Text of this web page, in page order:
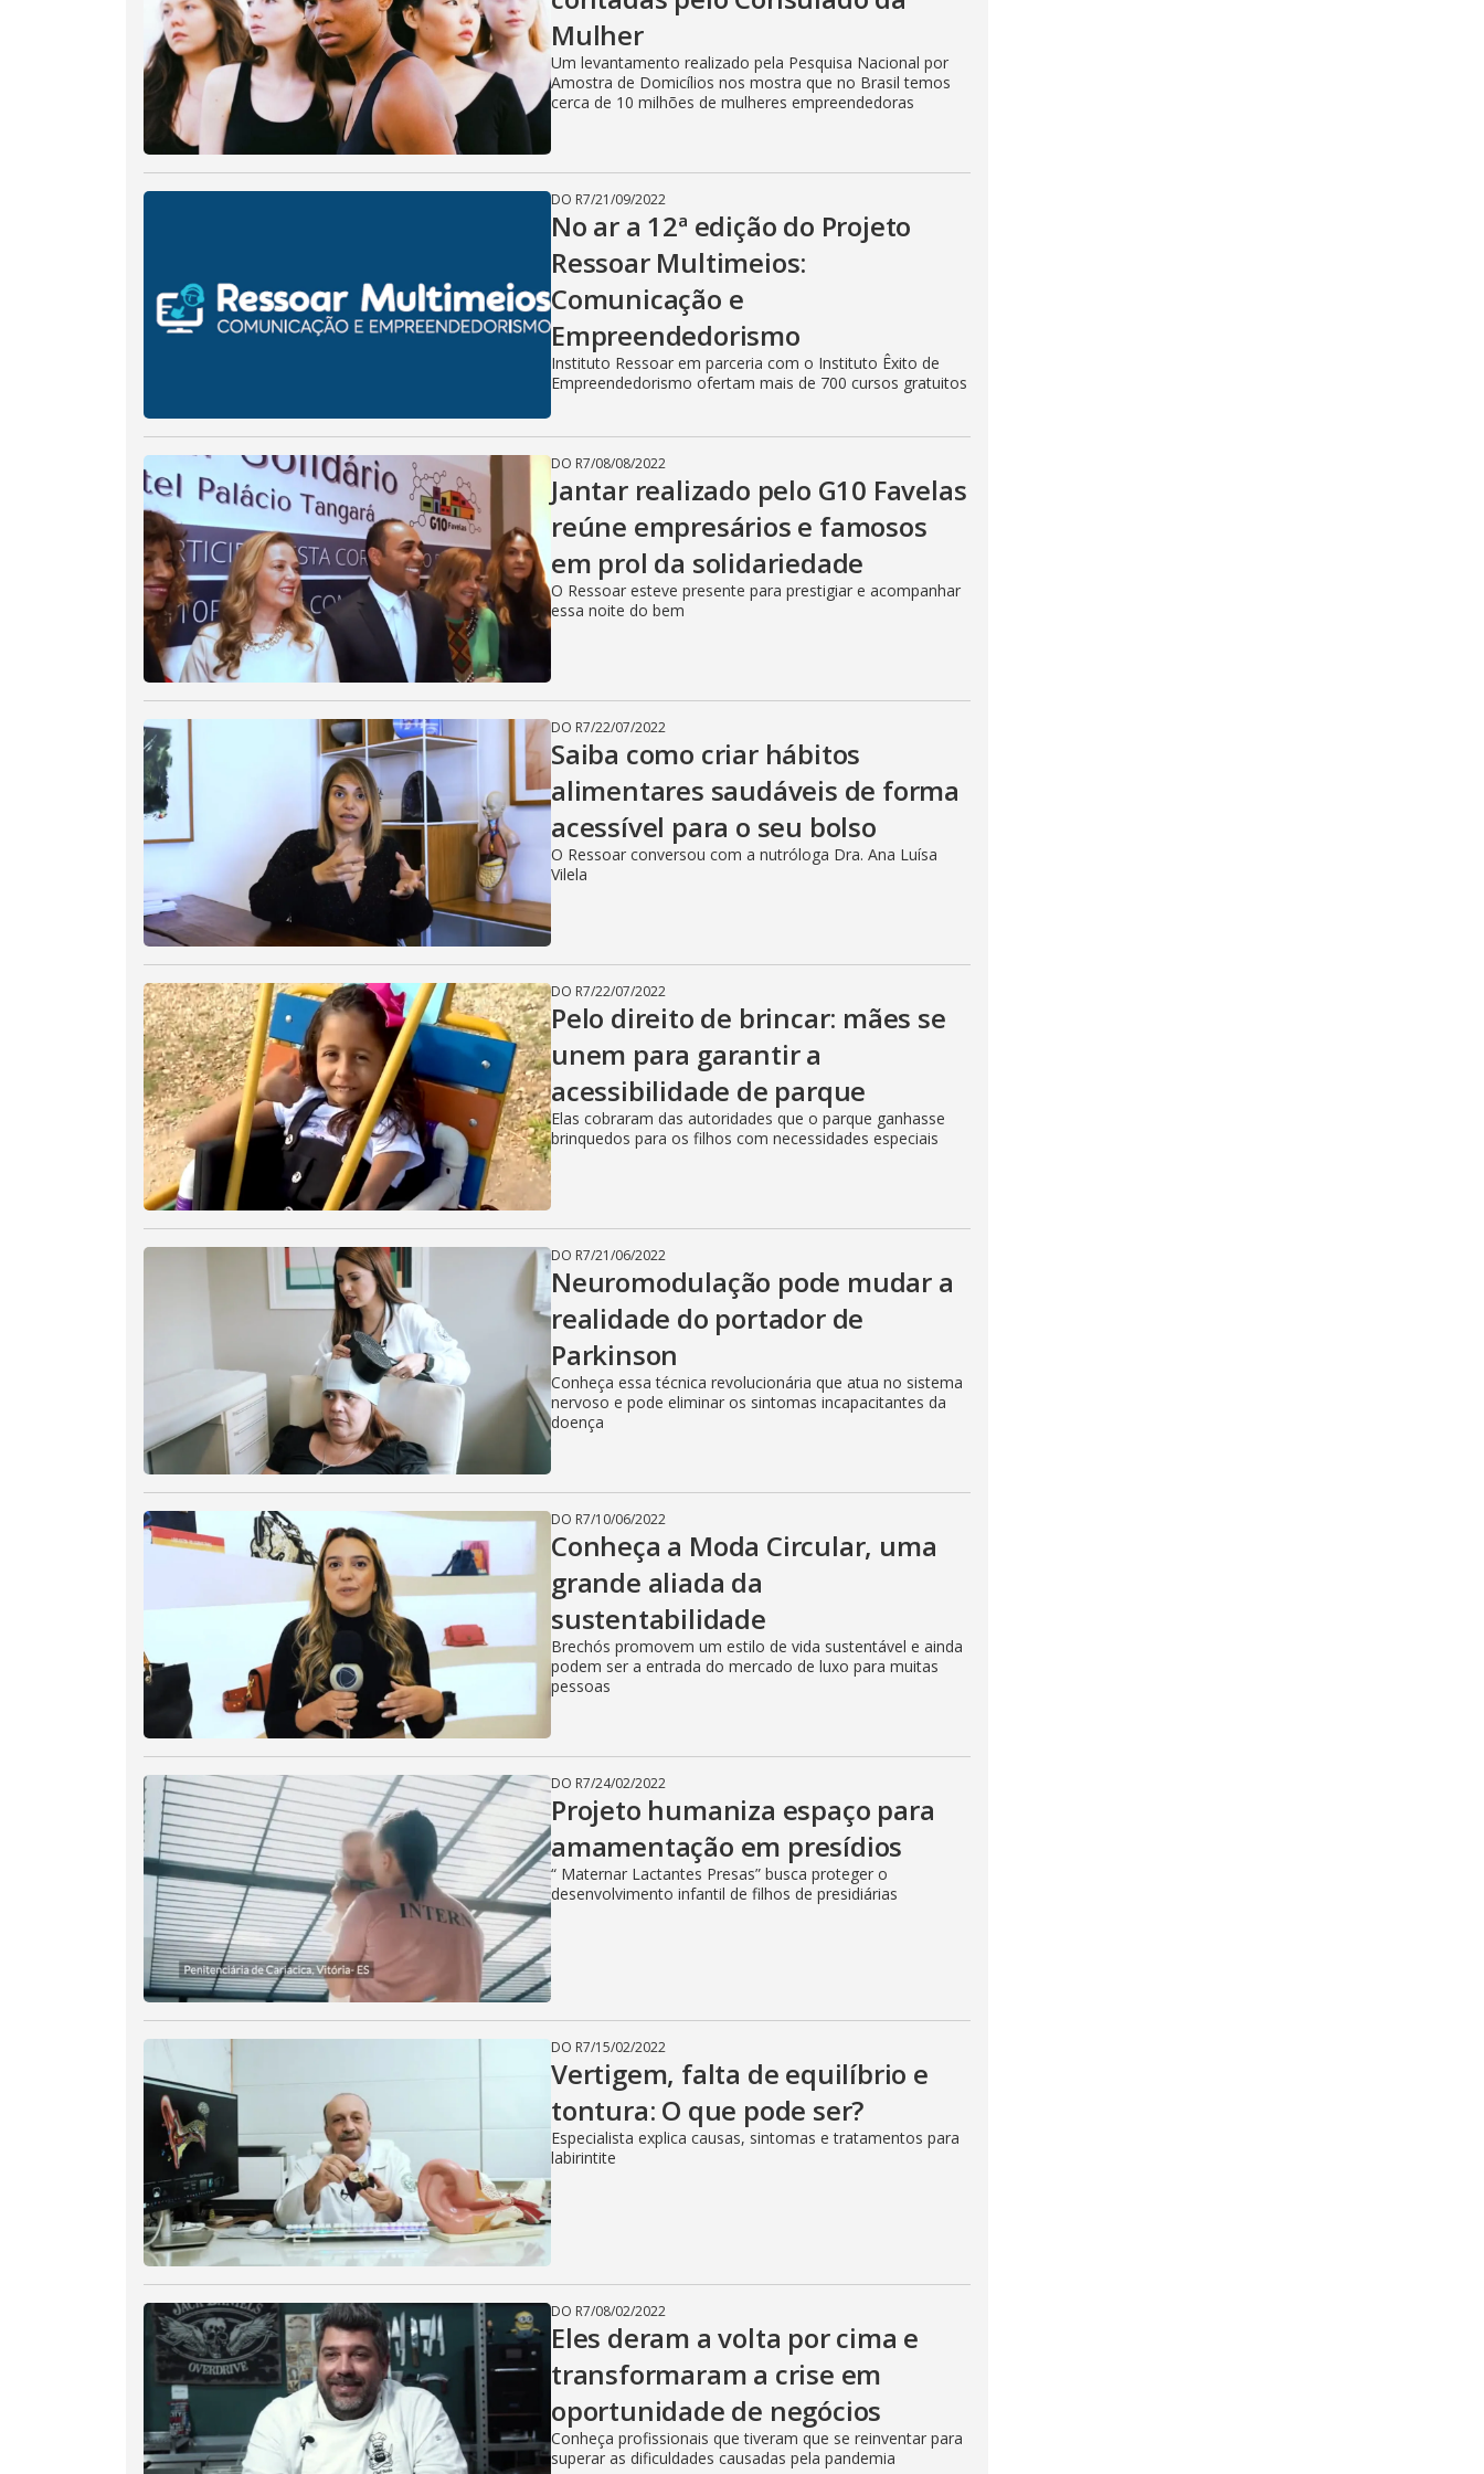
i
d
e
o
Mulher
Um levantamento realizado pela Pesquisa Nacional por
Amostra de Domicílios nos mostra que no Brasil temos
cerca de 10 milhões de mulheres empreendedoras
DO R7/21/09/2022
No ar a 12ª edição do Projeto
Ressoar Multimeios:
Comunicação e
Empreendedorismo
Instituto Ressoar em parceria com o Instituto Êxito de
Empreendedorismo ofertam mais de 700 cursos gratuitos
DO R7/08/08/2022
Jantar realizado pelo G10 Favelas
reúne empresários e famosos
em prol da solidariedade
O Ressoar esteve presente para prestigiar e acompanhar
essa noite do bem
DO R7/22/07/2022
Saiba como criar hábitos
alimentares saudáveis de forma
acessível para o seu bolso
O Ressoar conversou com a nutróloga Dra. Ana Luísa
Vilela
DO R7/22/07/2022
Pelo direito de brincar: mães se
unem para garantir a
acessibilidade de parque
Elas cobraram das autoridades que o parque ganhasse
brinquedos para os filhos com necessidades especiais
DO R7/21/06/2022
Neuromodulação pode mudar a
realidade do portador de
Parkinson
Conheça essa técnica revolucionária que atua no sistema
nervoso e pode eliminar os sintomas incapacitantes da
doença
DO R7/10/06/2022
Conheça a Moda Circular, uma
grande aliada da
sustentabilidade
Brechós promovem um estilo de vida sustentável e ainda
podem ser a entrada do mercado de luxo para muitas
pessoas
DO R7/24/02/2022
Projeto humaniza espaço para
amamentação em presídios
“ Maternar Lactantes Presas” busca proteger o
desenvolvimento infantil de filhos de presidiárias
DO R7/15/02/2022
Vertigem, falta de equilíbrio e
tontura: O que pode ser?
Especialista explica causas, sintomas e tratamentos para
labirintite
DO R7/08/02/2022
Eles deram a volta por cima e
transformaram a crise em
oportunidade de negócios
Conheça profissionais que tiveram que se reinventar para
superar as dificuldades causadas pela pandemia